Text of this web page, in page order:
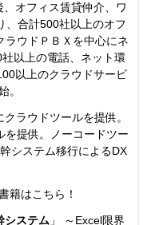
オフィス賃貸仲介、ワ
、合計500社以上のオフ
ラウドＰＢＸを中心にネ
以上の電話、ネット環
以上のクラウドサービ
。
ラウドツールを提供。
を提供。ノーコードツー
システム移行によるDX
籍はこちら！
システム」 ～Excel限界